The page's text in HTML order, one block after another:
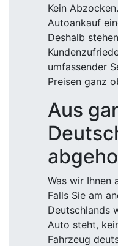
Kein
Autoankauf
Deshalb
umfassender
Preisen ganz
Aus
Was wir Ihnen
Falls Sie am
Deutschlands
Auto steht,
Fahrzeug